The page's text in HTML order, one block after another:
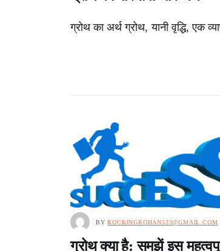
ग्रोथ का अर्थ ग्रोथ, यानी वृद्धि, एक
BYROCKINGROHAN523@GMAIL.COM
ग्रोथ क्या है: समझें इस